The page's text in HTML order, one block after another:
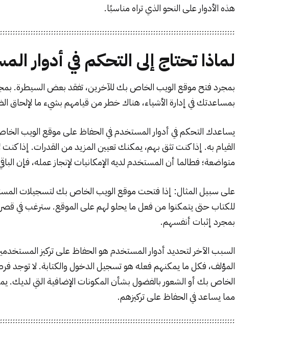
هذه الأدوار على النحو الذي تراه مناسبًا.
لماذا تحتاج إلى التحكم في أدوار
بمجرد فتح موقع الويب الخاص بك للآخرين، تفقد بعض السيطرة.
بمساعدتك في إدارة الأشياء، هناك خطر من قيامهم بشيء ما لإلحاق
يساعدك التحكم في أدوار المستخدم في الحفاظ على موقع الويب
القيام به. إذا كنت تثق بهم، يمكنك تعيين المزيد من القدرات. إذا
متواضعة؛ فطالما أن المستخدم لديه الإمكانيات لإنجاز عمله، فإن
على سبيل المثال: إذا فتحت موقع الويب الخاص بك لتسجيلات
للكتاب حتى يتمكنوا من فعل ما يحلو لهم على الموقع. سترغب في
بمجرد إثبات أنفسهم.
السبب الآخر لتحديد أدوار المستخدم هو الحفاظ على تركيز
المؤلف، فكل ما يمكنهم فعله هو تسجيل الدخول والكتابة. لا توجد
الخاص بك أو الشعور بالفضول بشأن المكونات الإضافية التي لديك.
مما يساعد في الحفاظ على تركيزهم.